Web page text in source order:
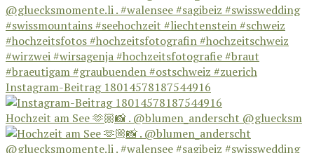
Instagram-Beitrag 18014578187544916
Hochzeit am See 🫶🏼📸 . @blumen_anderscht @gluecksm